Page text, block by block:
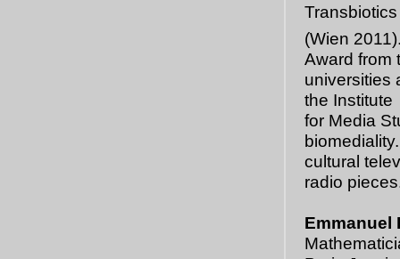
Transbiotics
(Wien
Award from
universities
the Institute
for Media
cultural
radio
Emmanuel